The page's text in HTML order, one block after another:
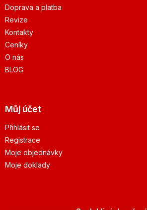
Doprava a platba
Revize
Kontakty
Ceníky
O nás
BLOG
Můj účet
Přihlásit se
Registrace
Moje objednávky
Moje doklady